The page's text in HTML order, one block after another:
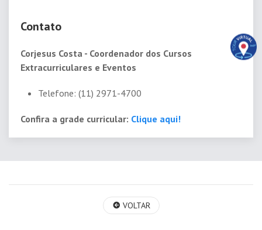
Contato
Corjesus Costa - Coordenador dos Cursos
Extracurriculares e Eventos
Telefone: (11) 2971-4700
Confira a grade curricular: Clique aqui!
VOLTAR